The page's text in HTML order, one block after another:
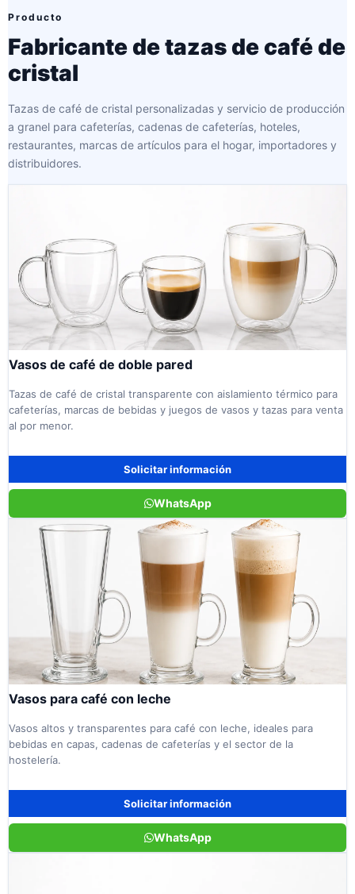
Producto
Fabricante de tazas de café de
cristal
Tazas de café de cristal personalizadas y servicio de producción
a granel para cafeterías, cadenas de cafeterías, hoteles,
restaurantes, marcas de artículos para el hogar, importadores y
distribuidores.
Vasos de café de doble pared
Tazas de café de cristal transparente con aislamiento térmico para
cafeterías, marcas de bebidas y juegos de vasos y tazas para venta
al por menor.
Solicitar información
WhatsApp
Vasos para café con leche
Vasos altos y transparentes para café con leche, ideales para
bebidas en capas, cadenas de cafeterías y el sector de la
hostelería.
Solicitar información
WhatsApp